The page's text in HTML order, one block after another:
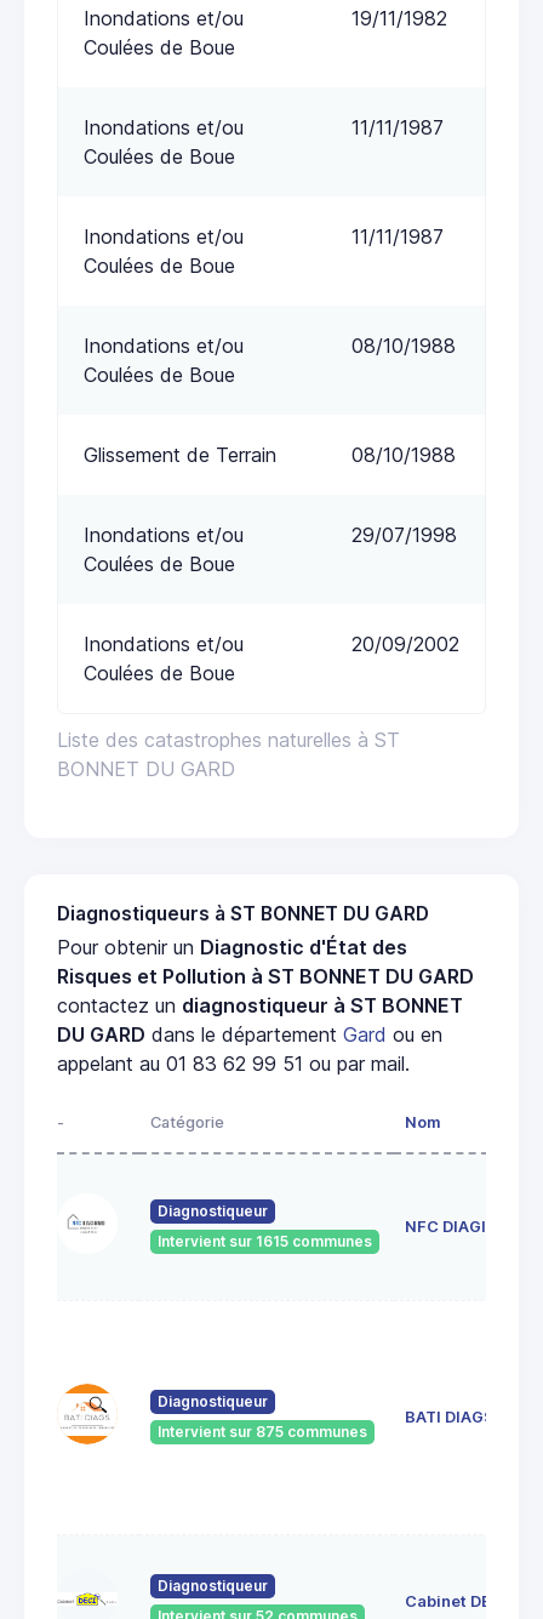
Liste des catastrophes naturelles à ST
BONNET DU GARD
Inondations et/ou
Coulées de Boue
19/11/1982
Inondations et/ou
Coulées de Boue
11/11/1987
Inondations et/ou
Coulées de Boue
11/11/1987
Inondations et/ou
Coulées de Boue
08/10/1988
Glissement de Terrain 08/10/1988
Inondations et/ou
Coulées de Boue
29/07/1998
Inondations et/ou
Coulées de Boue
20/09/2002
Diagnostiqueurs à ST BONNET DU GARD
Pour obtenir un Diagnostic d'État des
Risques et Pollution à ST BONNET DU GARD
contactez un diagnostiqueur à ST BONNET
DU GARD dans le département Gard ou en
appelant au 01 83 62 99 51 ou par mail.
- Catégorie Nom
Diagnostiqueur
Intervient sur 1615 communes
NFC DIAGIMMO
Diagnostiqueur
Intervient sur 875 communes
BATI DIAGS
Diagnostiqueur
Cabinet DECI